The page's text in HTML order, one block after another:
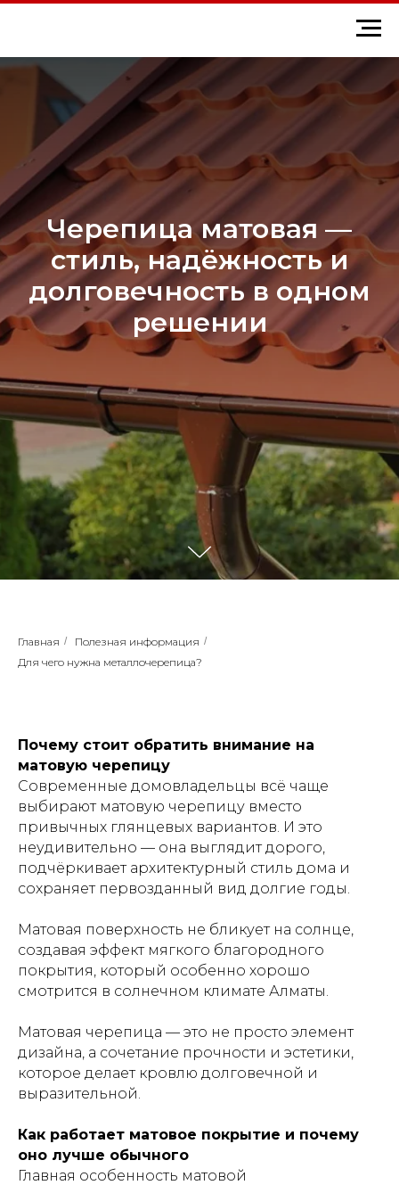
Черепица матовая —
стиль, надёжность и
долговечность в одном
решении
Главная / Полезная информация /
Для чего нужна металлочерепица?
Почему стоит обратить внимание на
матовую черепицу
Современные домовладельцы всё чаще
выбирают матовую черепицу вместо
привычных глянцевых вариантов. И это
неудивительно — она выглядит дорого,
подчёркивает архитектурный стиль дома и
сохраняет первозданный вид долгие годы.
Матовая поверхность не бликует на солнце,
создавая эффект мягкого благородного
покрытия, который особенно хорошо
смотрится в солнечном климате Алматы.
Матовая черепица — это не просто элемент
дизайна, а сочетание прочности и эстетики,
которое делает кровлю долговечной и
выразительной.
Как работает матовое покрытие и почему
оно лучше обычного
Главная особенность матовой